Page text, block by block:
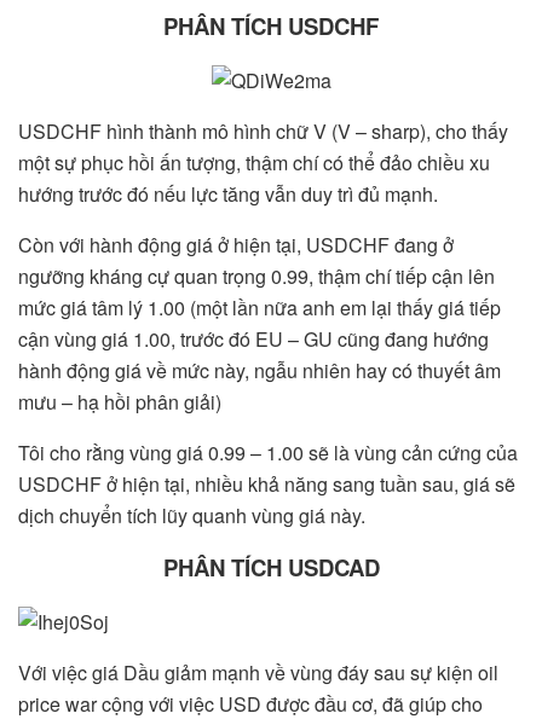
PHÂN TÍCH USDCHF
USDCHF hình thành mô hình chữ V (V – sharp), cho thấy
một sự phục hồi ấn tượng, thậm chí có thể đảo chiều xu
hướng trước đó nếu lực tăng vẫn duy trì đủ mạnh.
Còn với hành động giá ở hiện tại, USDCHF đang ở
ngưỡng kháng cự quan trọng 0.99, thậm chí tiếp cận lên
mức giá tâm lý 1.00 (một lần nữa anh em lại thấy giá tiếp
cận vùng giá 1.00, trước đó EU – GU cũng đang hướng
hành động giá về mức này, ngẫu nhiên hay có thuyết âm
mưu – hạ hồi phân giải)
Tôi cho rằng vùng giá 0.99 – 1.00 sẽ là vùng cản cứng của
USDCHF ở hiện tại, nhiều khả năng sang tuần sau, giá sẽ
dịch chuyển tích lũy quanh vùng giá này.
PHÂN TÍCH USDCAD
Với việc giá Dầu giảm mạnh về vùng đáy sau sự kiện oil
price war cộng với việc USD được đầu cơ, đã giúp cho